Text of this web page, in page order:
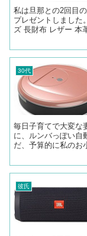
私は旦那との2回目
プレゼントしました
ズ 長財布 レザー 本
30代
毎日子育てで大変な
に、ルンバっぽい自
だ、予算的に私のお
彼氏